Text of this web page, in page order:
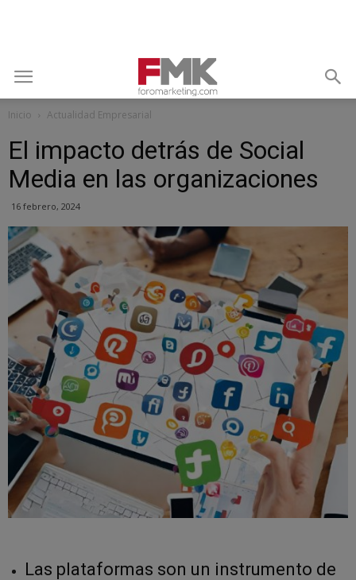
Inicio Actualidad Empresarial
El impacto detrás de Social
Media en las organizaciones
16 febrero, 2024
Las plataformas son un instrumento de